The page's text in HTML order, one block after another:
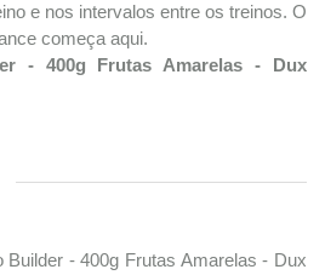
e nos intervalos entre os treinos. O
começa aqui.
- 400g Frutas Amarelas - Dux
Builder - 400g Frutas Amarelas - Dux